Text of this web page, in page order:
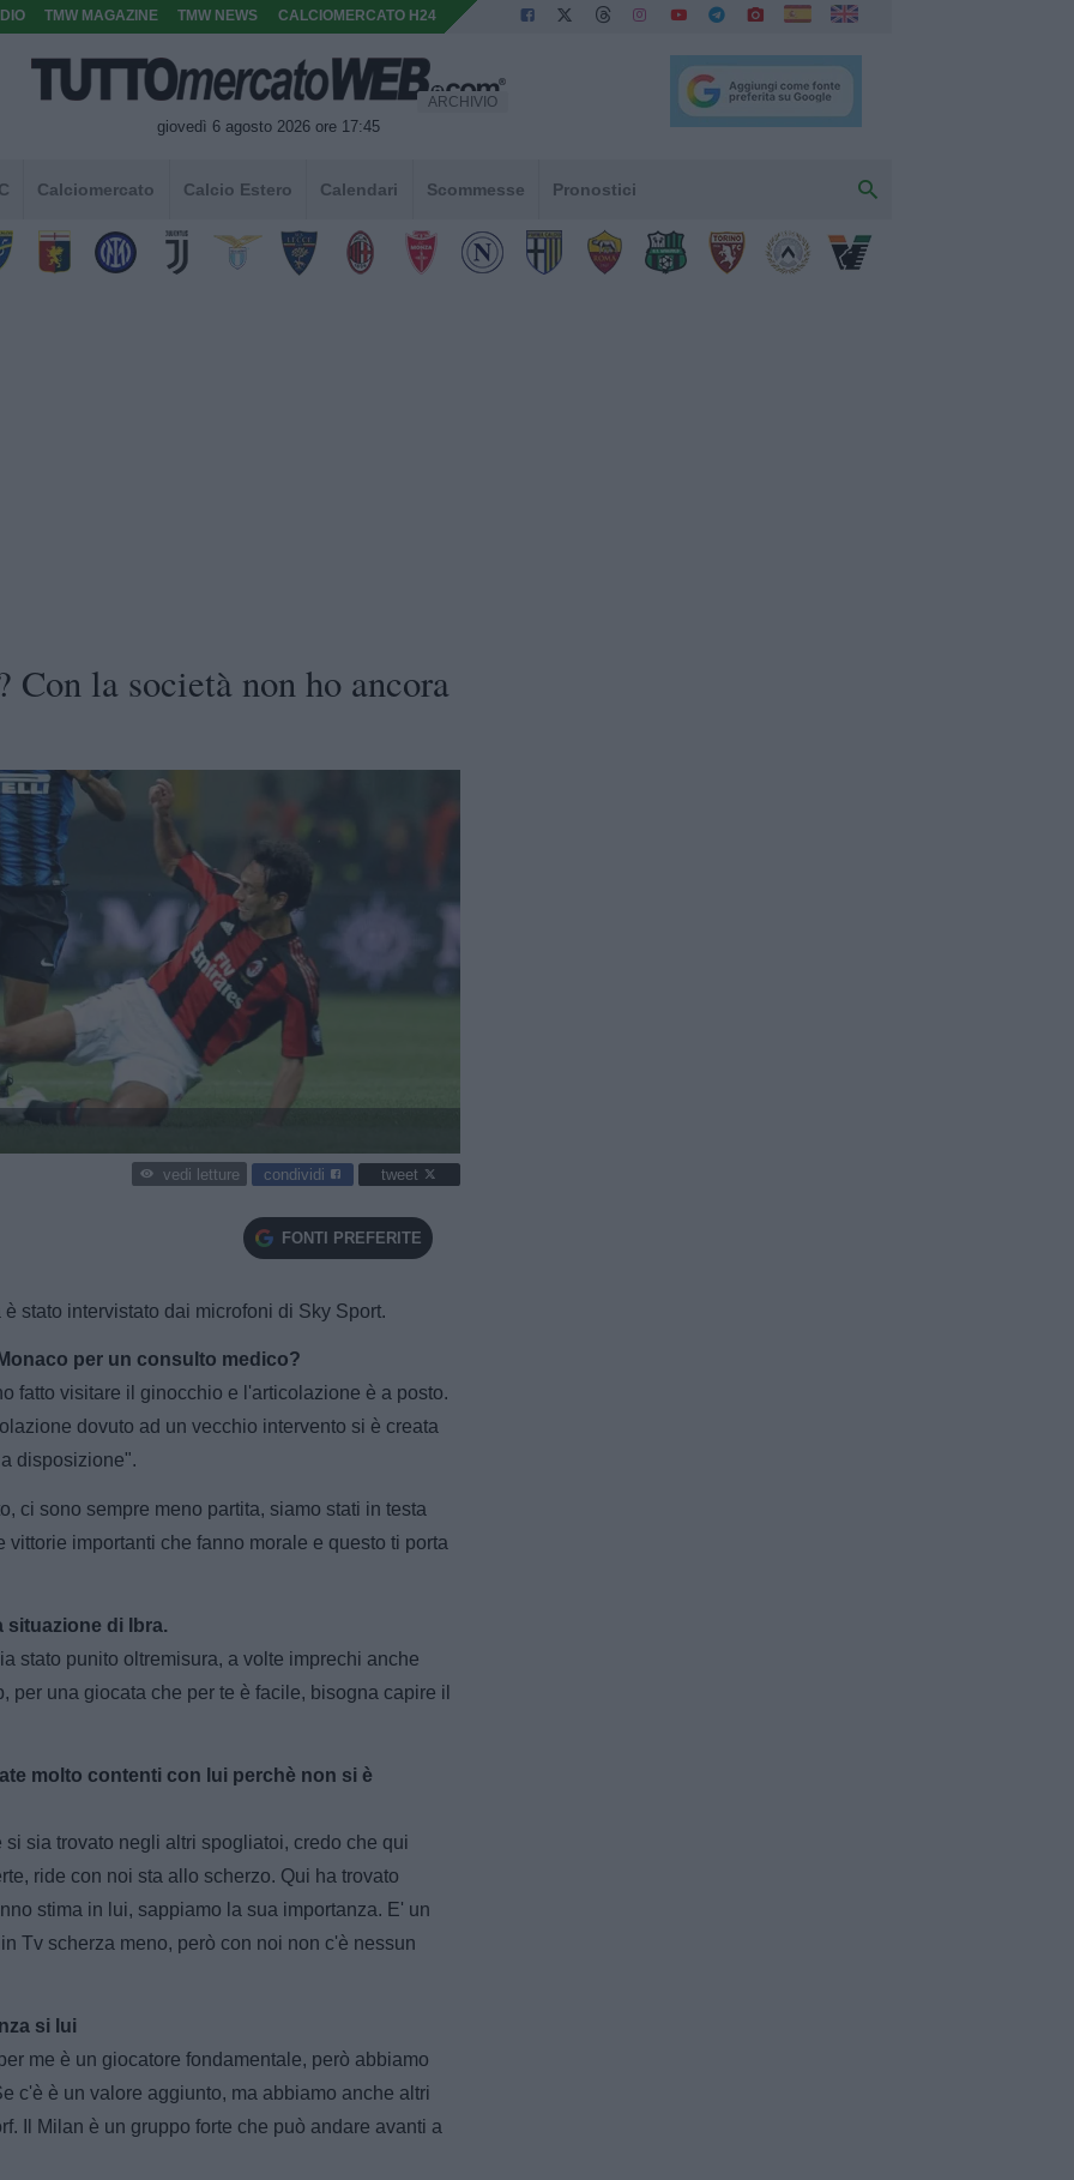
TMW MAGAZINE TMW NEWS CALCIOMERCATO H24
giovedì 6 agosto 2026 ore 17:45
ARCHIVIO
Calciomercato Calcio Estero Calendari Scommesse Pronostici
la società non ho ancora
vedi letture condividi tweet
FONTI PREFERITE
stato intervistato dai microfoni di Sky Sport.
per un consulto medico?
fatto visitare il ginocchio e l'articolazione è a posto.
dovuto ad un vecchio intervento si è creata
disposizione".
ci sono sempre meno partita, siamo stati in testa
importanti che fanno morale e questo ti porta
situazione di Ibra.
stato punito oltremisura, a volte imprechi anche
per una giocata che per te è facile, bisogna capire il
molto contenti con lui perchè non si è
sia trovato negli altri spogliatoi, credo che qui
ride con noi sta allo scherzo. Qui ha trovato
stima in lui, sappiamo la sua importanza. E' un
Tv scherza meno, però con noi non c'è nessun
si lui
me è un giocatore fondamentale, però abbiamo
c'è è un valore aggiunto, ma abbiamo anche altri
Il Milan è un gruppo forte che può andare avanti a